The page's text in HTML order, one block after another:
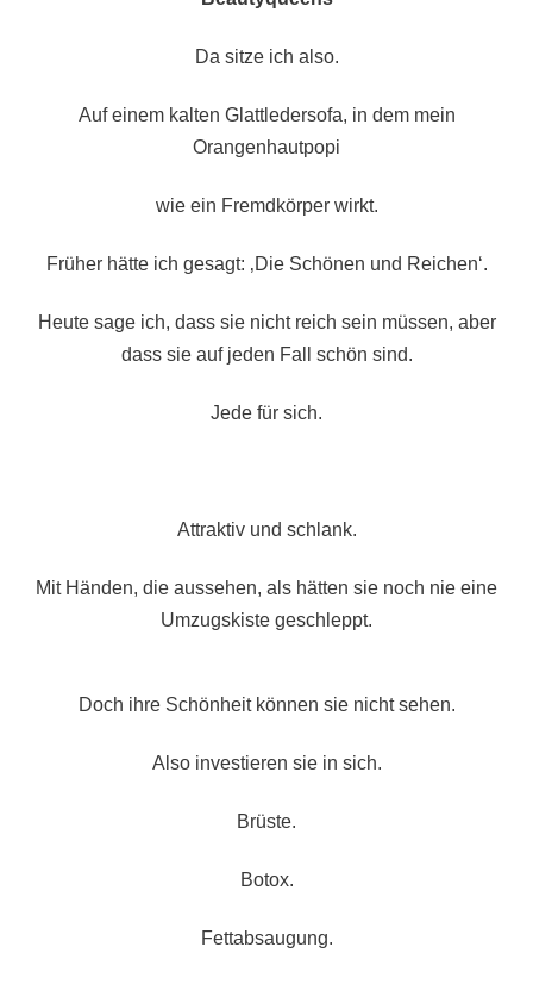
Da sitze ich also.
Auf einem kalten Glattledersofa, in dem mein
Orangenhautpopi
wie ein Fremdkörper wirkt.
Früher hätte ich gesagt: ‚Die Schönen und Reichen‘.
Heute sage ich, dass sie nicht reich sein müssen, aber
dass sie auf jeden Fall schön sind.
Jede für sich.
Attraktiv und schlank.
Mit Händen, die aussehen, als hätten sie noch nie eine
Umzugskiste geschleppt.
Doch ihre Schönheit können sie nicht sehen.
Also investieren sie in sich.
Brüste.
Botox.
Fettabsaugung.